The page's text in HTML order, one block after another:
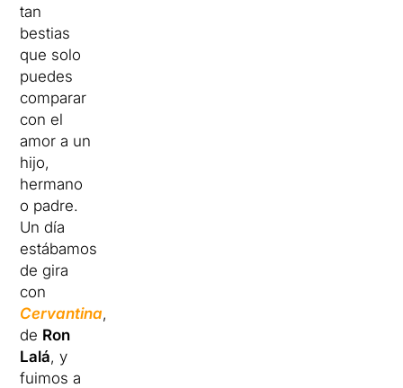
tan
bestias
que solo
puedes
comparar
con el
amor a un
hijo,
hermano
o padre.
Un día
estábamos
de gira
con
Cervantina,
de Ron
Lalá, y
fuimos a